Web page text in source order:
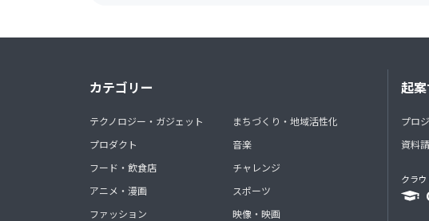
カテゴリー
テクノロジー・ガジェット
プロダクト
フード・飲食店
アニメ・漫画
ファッション
まちづくり・地域活性化
音楽
チャレンジ
スポーツ
映像・映画
起
プロ
資料
クラ